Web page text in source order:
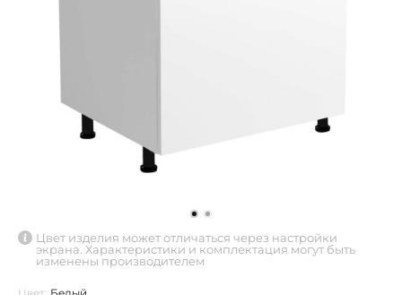
Цвет изделия может отличаться через настройки
экрана. Характеристики и комплектация могут быть
изменены производителем